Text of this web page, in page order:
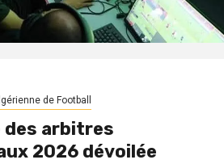
de Football
des arbitres
2026 dévoilée